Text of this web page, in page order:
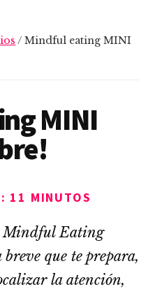
/ Mindful eating MINI
MINI
11 MINUTOS
Mindful Eating
que te prepara,
la atención,